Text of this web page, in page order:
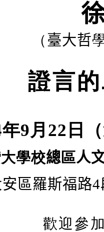
（ 臺大哲
證言
年9月 22 日
學校總區人
區羅斯福路4
歡迎參